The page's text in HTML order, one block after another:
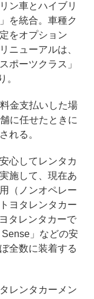
ン車とハイブリ
を統合。車種ク
をオプション
ニューアルは、
ポーツクラス」
。
金支払いした場
に任せたときに
れる。
心してレンタカ
施して、現在あ
（ノンオペレー
ヨタレンタカー
タレンタカーで
」などの安
全数に装着する
レンタカーメン